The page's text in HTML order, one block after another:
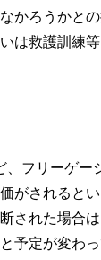
かろうかと
は救護訓練
フリーゲー
がされると
された場合
予定が変わ